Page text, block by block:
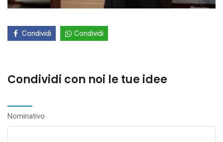
Condividi Condividi
Condividi con noi le tue idee
Nominativo